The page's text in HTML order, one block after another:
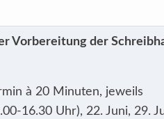
Vorbereitung der
à 20 Minuten, jeweils
16.30 Uhr), 22. Juni, 29.